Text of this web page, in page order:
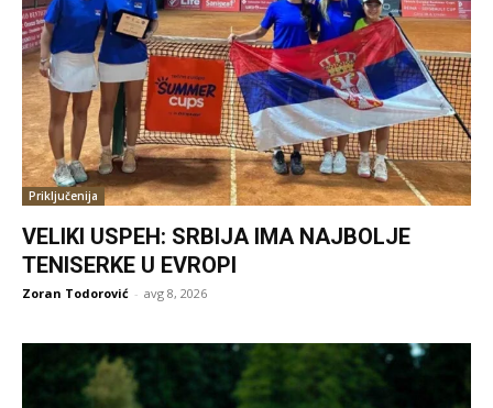
Priključenija
VELIKI USPEH: SRBIJA IMA NAJBOLJE
TENISERKE U EVROPI
Zoran Todorović - avg 8, 2026